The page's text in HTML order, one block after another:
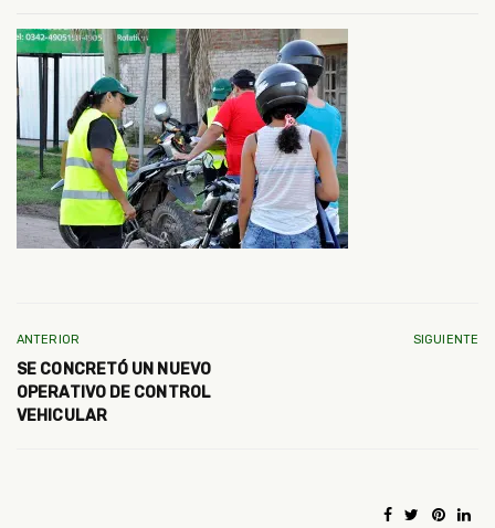
ANTERIOR
SE CONCRETÓ UN NUEVO
OPERATIVO DE CONTROL
VEHICULAR
SIGUIENTE